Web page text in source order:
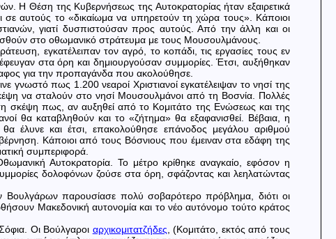
Η Θέση της Κυβερνήσεως της Αυτοκρατορίας ήταν εξαιρετικά
αυτούς το «δικαίωμα να υπηρετούν τη χώρα τους». Κάποιοι
γιατί δυσπιστούσαν προς αυτούς. Από την άλλη και οι
στο οθωμανικό στράτευμα με τους Μουσουλμάνους.
εγκατέλειπαν τον αγρό, το κοπάδι, τις εργασίες τους εν
στα όρη και δημιουργούσαν συμμορίες. Έτσι, αυξήθηκαν
για την προπαγάνδα που ακολούθησε.
γνωστό πως 1.200 νεαροί Χριστιανοί εγκατέλειψαν το νησί της
να σταλούν στο νησί Μουσουλμάνοι από τη Βοσνία. Πολλές
σκέψη πως, αν αυξηθεί από το Κομιτάτο της Ενώσεως και της
θα καταβληθούν και το «ζήτημα» θα εξαφανισθεί. Βέβαια, η
έλυνε και έτσι, επακολούθησε επάνοδος μεγάλου αριθμού
Κάποιοι από τους Βόσνιους που έμειναν στα εδάφη της
συμπεριφορά.
Αυτοκρατορία. Το μέτρο κρίθηκε αναγκαίο, εφόσον η
δολοφόνων ζούσε στα όρη, σφάζοντας και λεηλατώντας
Βουλγάρων παρουσίασε πολύ σοβαρότερο πρόβλημα, διότι οι
Μακεδονική αυτονομία και το νέο αυτόνομο τούτο κράτος
Οι Βούλγαροι αρχικομιτατζήδες , (Κομιτάτο, εκτός από τους